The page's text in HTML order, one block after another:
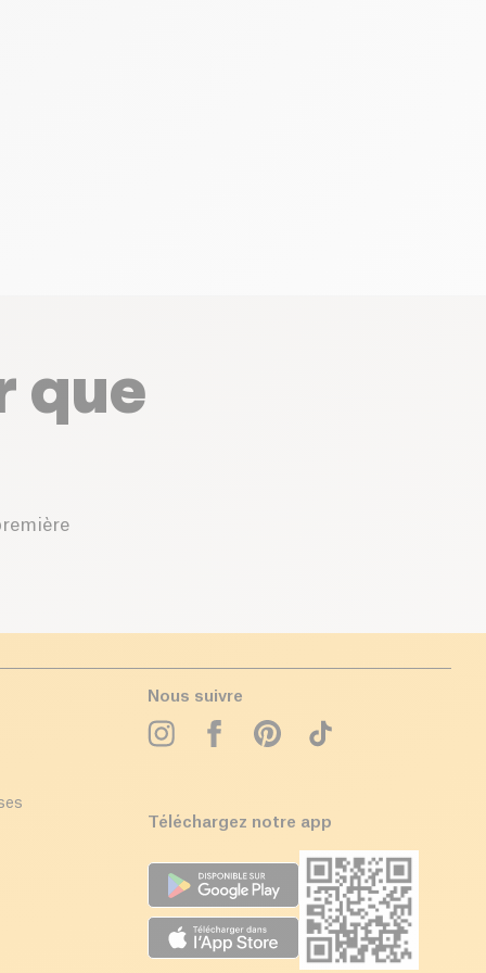
que
Nous suivre
Téléchargez notre app